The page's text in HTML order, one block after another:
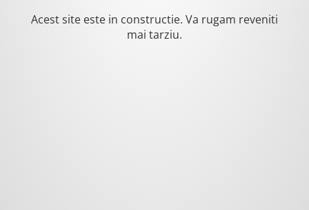
Acest site este in constructie. Va rugam reveniti
mai tarziu.